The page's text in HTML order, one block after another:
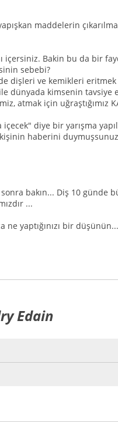
maddelerin
Bakin bu da bir
sebebi?
dişleri ve kemikleri
dünyada kimsenin tavsiye
atmak için uğraştığımız
diye bir yarışma
haberini
bakın... Diş 10 günde
...
ne yaptığınızı bir düşünün...
Edain